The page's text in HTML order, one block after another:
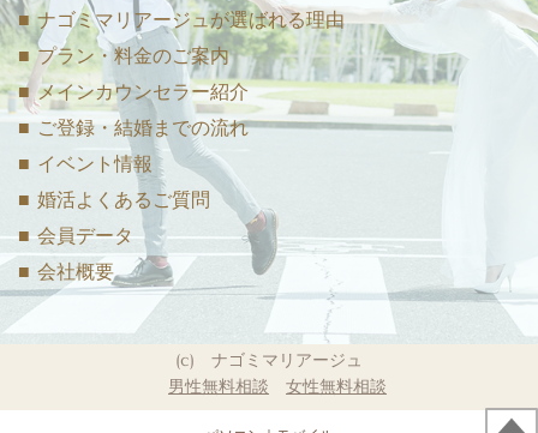
■ ナゴミマリアージュが選ばれる理由
■ プラン・料金のご案内
■ メインカウンセラー紹介
■ ご登録・結婚までの流れ
■ イベント情報
■ 婚活よくあるご質問
■ 会員データ
■ 会社概要
(c) ナゴミマリアージュ
男性無料相談
女性無料相談